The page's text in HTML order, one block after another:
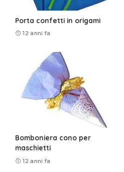
Porta confetti in origami
12 anni fa
Bomboniera cono per
maschietti
12 anni fa